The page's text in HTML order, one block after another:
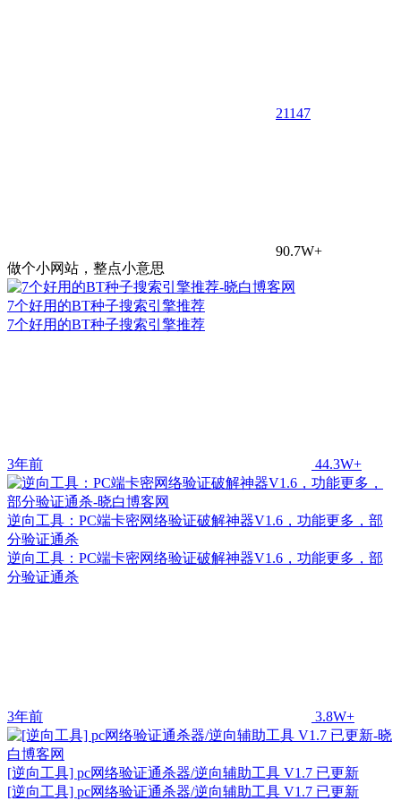
21147
90.7W+
做个小网站，整点小意思
7个好用的BT种子搜索引擎推荐
7个好用的BT种子搜索引擎推荐
3年前 44.3W+
逆向工具：PC端卡密网络验证破解神器V1.6，功能更多，部
分验证通杀
逆向工具：PC端卡密网络验证破解神器V1.6，功能更多，部
分验证通杀
3年前 3.8W+
[逆向工具] pc网络验证通杀器/逆向辅助工具 V1.7 已更新
[逆向工具] pc网络验证通杀器/逆向辅助工具 V1.7 已更新